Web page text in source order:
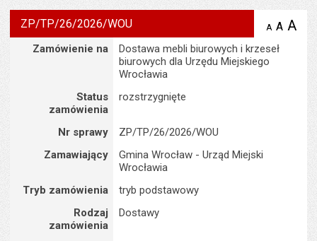
ZP/TP/26/2026/WOU A zmniejsz
stronie
A A
Szczegóły
Zamówienie na
Dostawa mebli biurowych i krzeseł
biurowych dla Urzędu Miejskiego
Wrocławia
Status
zamówienia
rozstrzygnięte
Nr sprawy
ZP/TP/26/2026/WOU
Zamawiający
Gmina Wrocław - Urząd Miejski
Wrocławia
Tryb zamówienia
tryb podstawowy
Rodzaj
zamówienia
Dostawy